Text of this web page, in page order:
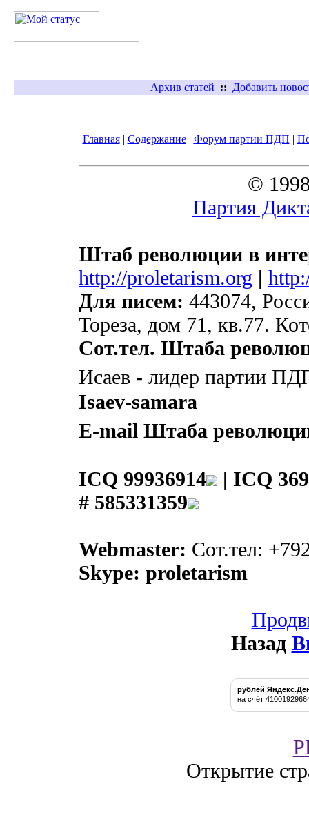
Архив статей :: Добавить
Главная| Содержание| Форум партии ПДП |
©
Партия
Штаб революции в
http://proletarism.org |
Для писем: 443074,
Тореза, дом 71, кв.77.
Сот.тел. Штаба
Исаев - лидер партии
Isaev-samara
E-mail Штаба
ICQ 99936914 | ICQ
# 585331359
Webmaster: Сот.тел:
Skype: proletarism
Назад
рублей
на счёт
Открытие